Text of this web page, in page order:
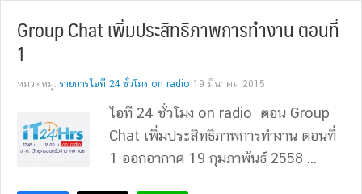
Group Chat เพิ่มประสิทธิภาพการทำงาน ตอนที่
1
หมวดหมู่: รายการไอที 24 ชั่วโมง on radio 19 มีนาคม 2015
ไอที 24 ชั่วโมง on radio ตอน Group
Chat เพิ่มประสิทธิภาพการทำงาน ตอนที่
1 ออกอากาศ 19 กุมภาพันธ์ 2558 ...